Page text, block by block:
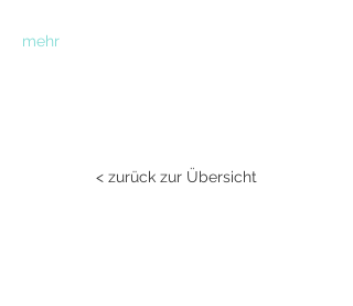
mehr
< zurück zur Übersicht